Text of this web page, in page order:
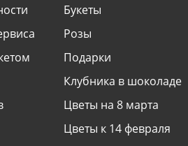
Букеты
Розы
Подарки
Клубника в шоколаде
Цветы на 8 марта
Цветы к 14 февраля